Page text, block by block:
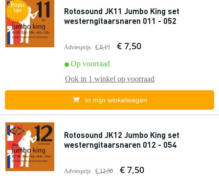
Popu
lair
Rotosound JK11 Jumbo King set
westerngitaarsnaren 011 - 052
Adviesprijs € 8,15 € 7,50
Op voorraad
Ook in 1 winkel op voorraad
In mijn winkelwagen
Rotosound JK12 Jumbo King set
westerngitaarsnaren 012 - 054
Adviesprijs € 12,50 € 7,50